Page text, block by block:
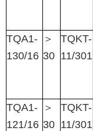
TQA1-
130/16
＞
30
TQKT-
11/301
TQA1-
121/16
＞
30
TQKT-
11/301